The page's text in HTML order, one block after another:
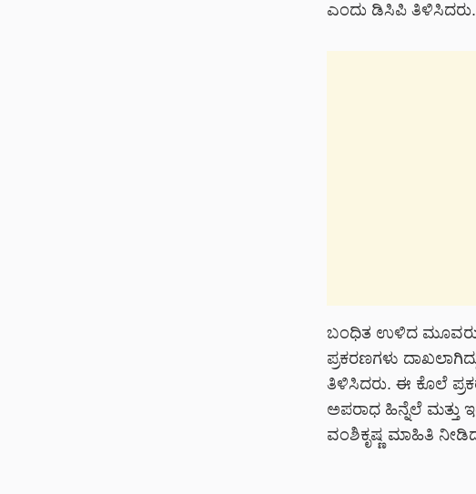
ಎಂದು ಡಿಸಿಪಿ ತಿಳಿಸಿದರು.
ಬಂಧಿತ ಉಳಿದ ಮೂವರು
ಪ್ರಕರಣಗಳು
ತಿಳಿಸಿದರು. ಈ ಕೊಲೆ
ಅಪರಾಧ ಹಿನ್ನೆಲೆ ಮತ್ತು
ವಂಶಿಕೃಷ್ಣ ಮಾಹಿತಿ